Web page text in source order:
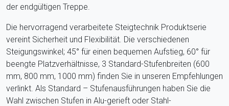
der endgültigen Treppe.
Die hervorragend verarbeitete Steigtechnik Produktserie
vereint Sicherheit und Flexibilität. Die verschiedenen
Steigungswinkel; 45° für einen bequemen Aufstieg, 60° für
beengte Platzverhältnisse, 3 Standard-Stufenbreiten (600
mm, 800 mm, 1000 mm) finden Sie in unseren Empfehlungen
verlinkt. Als Standard – Stufenausführungen haben Sie die
Wahl zwischen Stufen in Alu-gerieft oder Stahl-